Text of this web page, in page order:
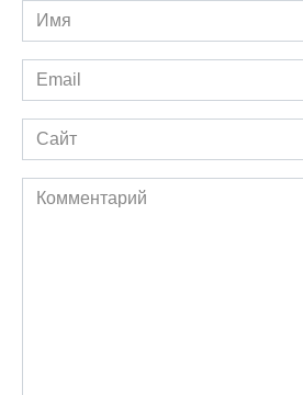
Имя
*
Email
*
Сайт
Комментарий